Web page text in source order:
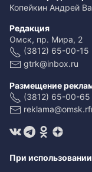
Копейкин Андрей
Редакция
Омск, пр. Мира, 2
(3812) 65-00-15
gtrk@inbox.ru
Размещение
(3812) 65-00-65
При